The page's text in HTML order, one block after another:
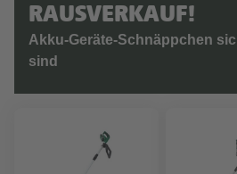
RAUSVERKAUF!
Akku-Geräte-Schnäppchen
sind